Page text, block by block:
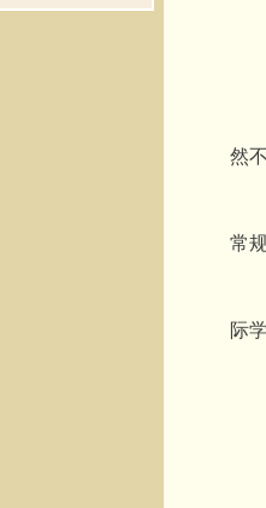
尽
然
1
常
2
际